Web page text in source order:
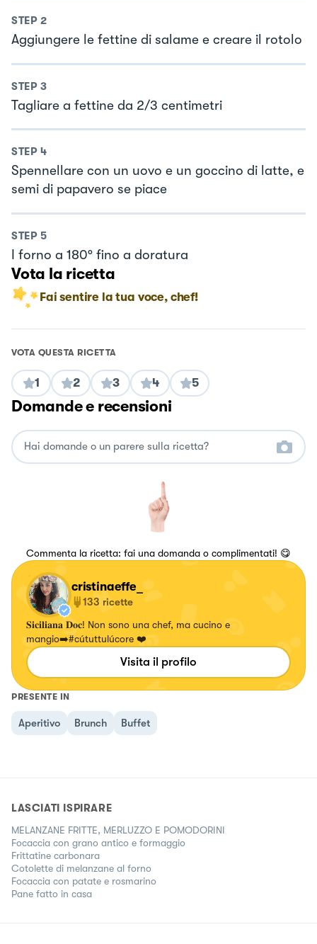
STEP 2
Aggiungere le fettine di salame e creare il rotolo
STEP 3
Tagliare a fettine da 2/3 centimetri
STEP 4
Spennellare con un uovo e un goccino di latte, e
semi di papavero se piace
STEP 5
I forno a 180° fino a doratura
Vota la ricetta
Fai sentire la tua voce, chef!
VOTA QUESTA RICETTA
1 2 3 4 5
Domande e recensioni
Commenta la ricetta: fai una domanda o complimentati! 😋
cristinaeffe_
133 ricette
𝐒𝐢𝐜𝐢𝐥𝐢𝐚𝐧𝐚 𝐃𝐨𝐜! Non sono una chef, ma cucino e
mangio➡️#cútuttulúcore ❤️
Visita il profilo
PRESENTE IN
Aperitivo Brunch Buffet
LASCIATI ISPIRARE
MELANZANE FRITTE, MERLUZZO E POMODORINI
Focaccia con grano antico e formaggio
Frittatine carbonara
Cotolette di melanzane al forno
Focaccia con patate e rosmarino
Pane fatto in casa